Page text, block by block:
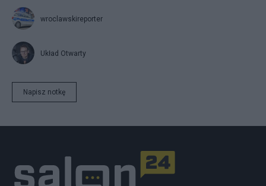
wroclawskireporter
Układ Otwarty
Napisz notkę